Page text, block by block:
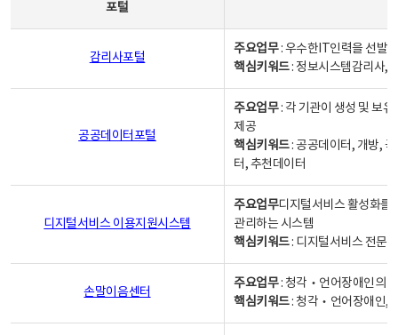
포털
감리사포털
주요업무: 우수한IT인력을 선발
핵심키워드: 정보시스템감리사,
공공데이터포털
주요업무: 각 기관이 생성 및 보
제공
핵심키워드: 공공데이터, 개방,
터, 추천데이터
디지털서비스 이용지원시스템
주요업무디지털서비스 활성화를
관리하는 시스템
핵심키워드: 디지털서비스 전문
손말이음센터
주요업무: 청각‧언어장애인의
핵심키워드: 청각‧언어장애인,